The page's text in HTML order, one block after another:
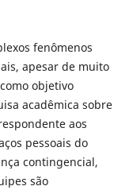
fenômenos
apesar de muito
objetivo
acadêmica sobre
aos
pessoais do
contingencial,
são